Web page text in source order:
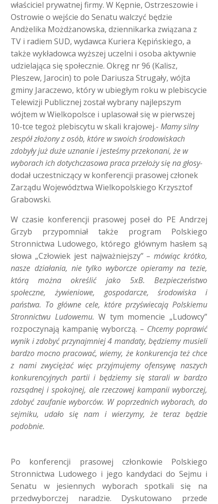
właściciel prywatnej firmy. W Kępnie, Ostrzeszowie i
Ostrowie o wejście do Senatu walczyć będzie
Andżelika Możdżanowska, dziennikarka związana z
TV i radiem SUD, wydawca Kuriera Kępińskiego, a
także wykładowca wyższej uczelni i osoba aktywnie
udzielająca się społecznie. Okręg nr 96 (Kalisz,
Pleszew, Jarocin) to pole Dariusza Strugały, wójta
gminy Jaraczewo, który w ubiegłym roku w plebiscycie
Telewizji Publicznej został wybrany najlepszym
wójtem w Wielkopolsce i uplasował się w pierwszej
10-tce tegoż plebiscytu w skali krajowej.-Mamy silny
zespół złożony z osób, które w swoich środowiskach
zdobyły już duże uznanie i jesteśmy przekonani, że w
wyborach ich dotychczasowa praca przełoży się na głosy-
dodał uczestniczący w konferencji prasowej członek
Zarządu Województwa Wielkopolskiego Krzysztof
Grabowski.
W czasie konferencji prasowej poseł do PE Andrzej
Grzyb przypomniał także program Polskiego
Stronnictwa Ludowego, którego głównym hasłem są
słowa „Człowiek jest najważniejszy”– mówiąc krótko,
nasze działania, nie tylko wyborcze opieramy na tezie,
którą można określić jako 5xB. Bezpieczeństwo
społeczne, żywieniowe, gospodarcze, środowiska i
państwa. To główne cele, które przyświecają Polskiemu
Stronnictwu Ludowemu.W tym momencie „Ludowcy”
rozpoczynają kampanię wyborczą. – Chcemy poprawić
wynik i zdobyć przynajmniej 4 mandaty, będziemy musieli
bardzo mocno pracować, wiemy, że konkurencja też chce
z nami zwyciężać więc przyjmujemy ofensywę naszych
konkurencyjnych partii i będziemy się starali w bardzo
rozsądnej i spokojnej, ale rzeczowej kampanii wyborczej,
zdobyć zaufanie wyborców. W poprzednich wyborach, do
sejmiku, udało się nam i wierzymy, że teraz będzie
podobnie.
Po konferencji prasowej członkowie Polskiego
Stronnictwa Ludowego i jego kandydaci do Sejmu i
Senatu w jesiennych wyborach spotkali się na
przedwyborczej naradzie. Dyskutowano przede